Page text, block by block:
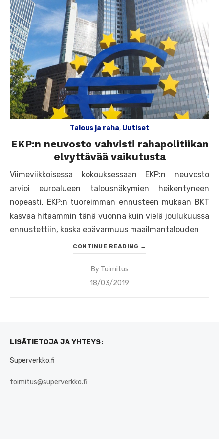
Talous ja raha, Uutiset
EKP:n neuvosto vahvisti rahapolitiikan
elvyttävää vaikutusta
Viimeviikkoisessa kokouksessaan EKP:n neuvosto
arvioi euroalueen talousnäkymien heikentyneen
nopeasti. EKP:n tuoreimman ennusteen mukaan BKT
kasvaa hitaammin tänä vuonna kuin vielä joulukuussa
ennustettiin, koska epävarmuus maailmantalouden
CONTINUE READING →
By Toimitus
Posted
18/03/2019
LISÄTIETOJA JA YHTEYS:
Superverkko.fi
toimitus@superverkko.fi